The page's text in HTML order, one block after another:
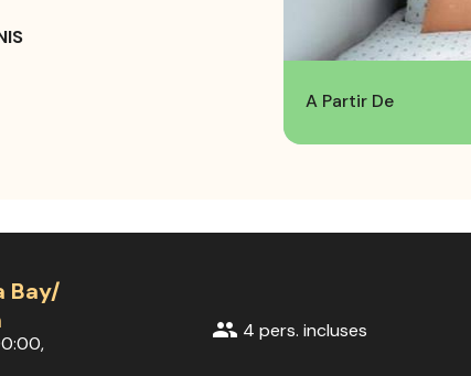
A Partir De
Bay/
group 4 pers. incluses